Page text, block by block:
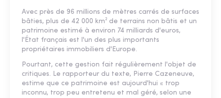
Avec près de 96 millions de mètres carrés de surfaces
bâties, plus de 42 000 km² de terrains non bâtis et un
patrimoine estimé à environ 74 milliards d'euros,
l'État français est l'un des plus importants
propriétaires immobiliers d'Europe.
Pourtant, cette gestion fait régulièrement l'objet de
critiques. Le rapporteur du texte, Pierre Cazeneuve,
estime que ce patrimoine est aujourd'hui « trop
inconnu, trop peu entretenu et mal géré, selon une